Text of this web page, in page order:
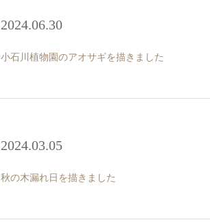
2024.06.30
小石川植物園のアオサギを描きました
2024.03.05
秋の木漏れ日を描きました